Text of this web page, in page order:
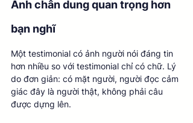
Ảnh chân dung quan trọng hơn
bạn nghĩ
Một testimonial có ảnh người nói đáng tin
hơn nhiều so với testimonial chỉ có chữ. Lý
do đơn giản: có mặt người, người đọc cảm
giác đây là người thật, không phải câu
được dựng lên.